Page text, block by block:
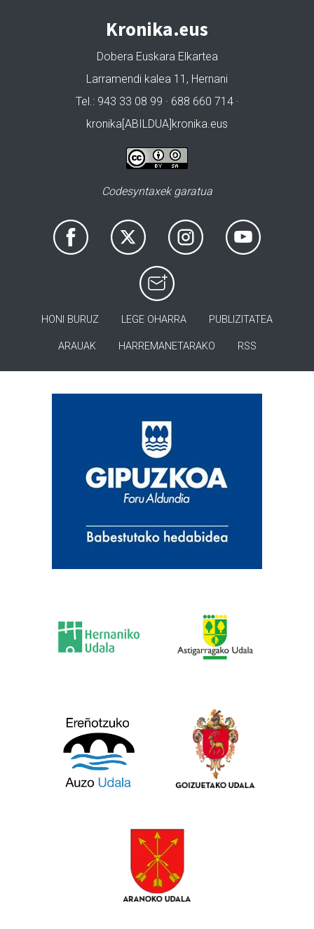
Kronika.eus
Dobera Euskara Elkartea
Larramendi kalea 11, Hernani
Tel.: 943 33 08 99 · 688 660 714 ·
kronika[ABILDUA]kronika.eus
Codesyntaxek garatua
HONI BURUZ LEGE OHARRA PUBLIZITATEA
ARAUAK HARREMANETARAKO RSS